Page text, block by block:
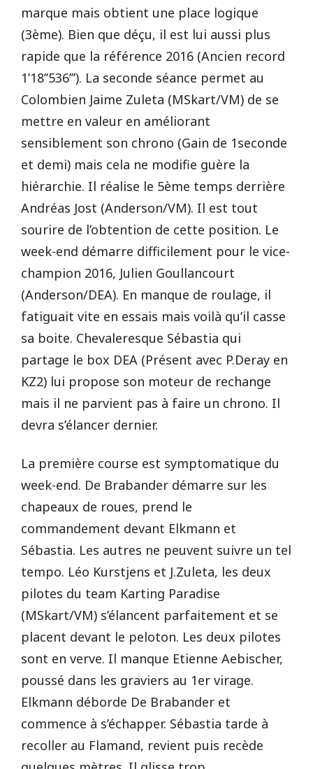
marque mais obtient une place logique
(3ème). Bien que déçu, il est lui aussi plus
rapide que la référence 2016 (Ancien record
1’18’’536’’’). La seconde séance permet au
Colombien Jaime Zuleta (MSkart/VM) de se
mettre en valeur en améliorant
sensiblement son chrono (Gain de 1seconde
et demi) mais cela ne modifie guère la
hiérarchie. Il réalise le 5ème temps derrière
Andréas Jost (Anderson/VM). Il est tout
sourire de l’obtention de cette position. Le
week-end démarre difficilement pour le vice-
champion 2016, Julien Goullancourt
(Anderson/DEA). En manque de roulage, il
fatiguait vite en essais mais voilà qu’il casse
sa boite. Chevaleresque Sébastia qui
partage le box DEA (Présent avec P.Deray en
KZ2) lui propose son moteur de rechange
mais il ne parvient pas à faire un chrono. Il
devra s’élancer dernier.
La première course est symptomatique du
week-end. De Brabander démarre sur les
chapeaux de roues, prend le
commandement devant Elkmann et
Sébastia. Les autres ne peuvent suivre un tel
tempo. Léo Kurstjens et J.Zuleta, les deux
pilotes du team Karting Paradise
(MSkart/VM) s’élancent parfaitement et se
placent devant le peloton. Les deux pilotes
sont en verve. Il manque Etienne Aebischer,
poussé dans les graviers au 1er virage.
Elkmann déborde De Brabander et
commence à s’échapper. Sébastia tarde à
recoller au Flamand, revient puis recède